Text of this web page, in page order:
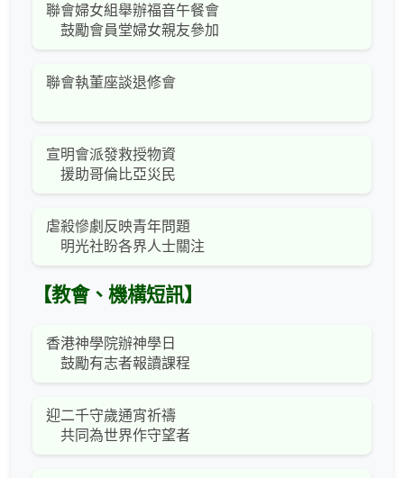
聯會婦女組舉辦福音午餐會
鼓勵會員堂婦女親友參加
聯會執董座談退修會
宣明會派發救授物資
援助哥倫比亞災民
虐殺慘劇反映青年問題
明光社盼各界人士關注
【教會、機構短訊】
香港神學院辦神學日
鼓勵有志者報讀課程
迎二千守歲通宵祈禱
共同為世界作守望者